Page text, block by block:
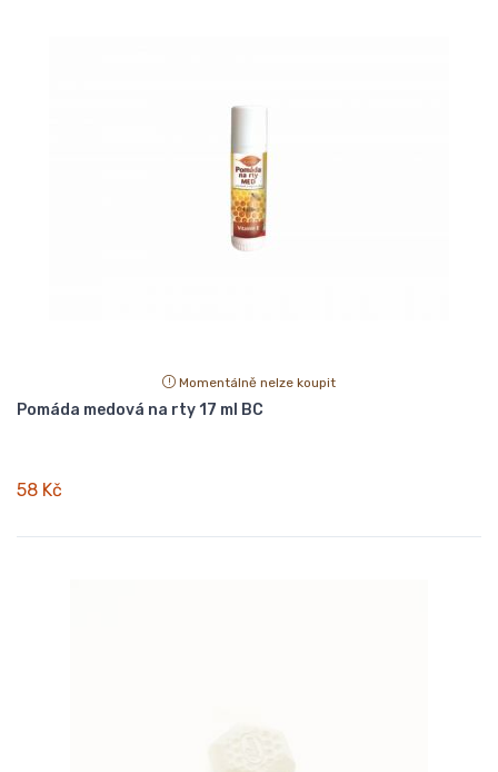
Momentálně nelze koupit
Pomáda medová na rty 17 ml BC
58 Kč